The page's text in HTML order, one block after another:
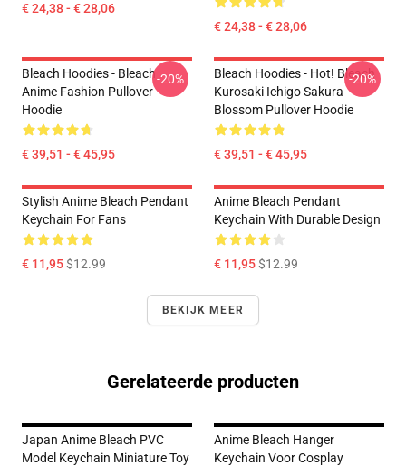
€ 24,38 - € 28,06
€ 24,38 - € 28,06
Bleach Hoodies - Bleach
Anime Fashion Pullover
Hoodie
€ 39,51 - € 45,95
-20%
Bleach Hoodies - Hot! Bleach
Kurosaki Ichigo Sakura
Blossom Pullover Hoodie
€ 39,51 - € 45,95
-20%
Stylish Anime Bleach Pendant
Keychain For Fans
€ 11,95$12.99
Anime Bleach Pendant
Keychain With Durable Design
€ 11,95$12.99
BEKIJK MEER
Gerelateerde producten
Japan Anime Bleach PVC
Model Keychain Miniature Toy
Anime Bleach Hanger
Keychain Voor Cosplay